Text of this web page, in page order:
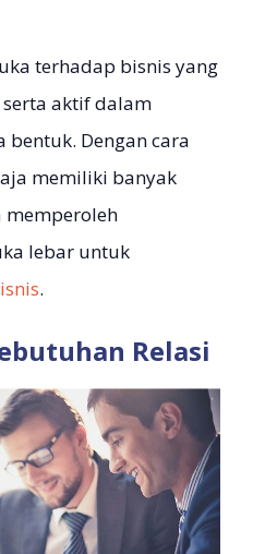
terhadap bisnis yang
aktif dalam
bentuk. Dengan cara
memiliki banyak
memperoleh
lebar untuk
.
Relasi